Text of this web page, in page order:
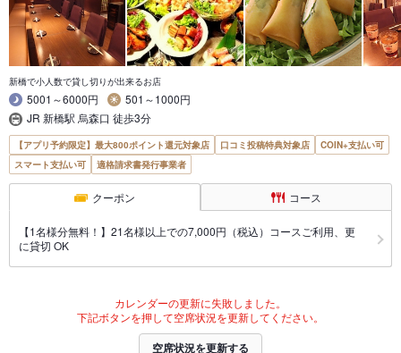
新橋で小人数で貸し切りが出来るお店
5001～6000円
501～1000円
JR 新橋駅 烏森口 徒歩3分
【アプリ予約限定】最大800ポイント還元対象店 口コミ投稿特典対象店
COIN+支払い可
スマート支払い可
適格請求書発行事業者
クーポン コース
【1名様分無料！】21名様以上での7,000円（税込）コースご利用、更
に貸切 OK
カレンダーの更新に失敗しました。
下記ボタンを押して空席状況を更新してください。
空席状況を更新する